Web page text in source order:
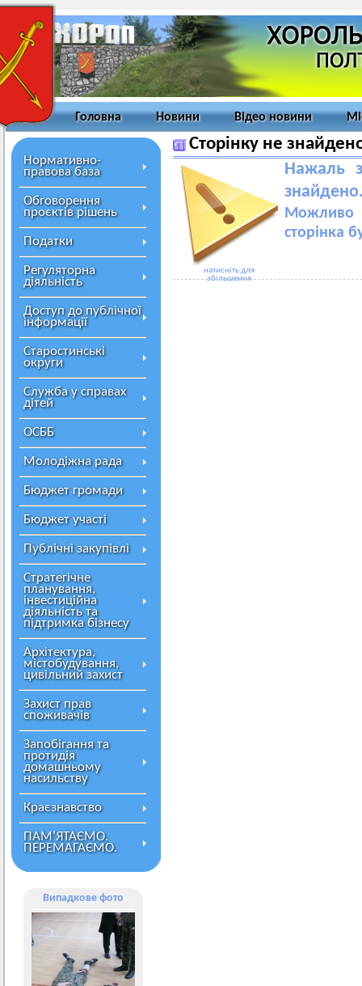
Головна Новини Відео новини
Нормативно-
правова база
Обговорення
проєктів рішень
Податки
Регуляторна
діяльність
Доступ до публічної
інформації
Старостинські
округи
Служба у справах
дітей
ОСББ
Молодіжна рада
Бюджет громади
Бюджет участі
Публічні закупівлі
Стратегічне
планування,
інвестиційна
діяльність та
підтримка бізнесу
Архітектура,
містобудування,
цивільний захист
Захист прав
споживачів
Запобігання та
протидія
домашньому
насильству
Краєзнавство
ПАМ’ЯТАЄМО.
ПЕРЕМАГАЄМО.
Випадкове фото
Сторінку не
натисніть для
збільшення
Нажаль
Можливо
сторінка